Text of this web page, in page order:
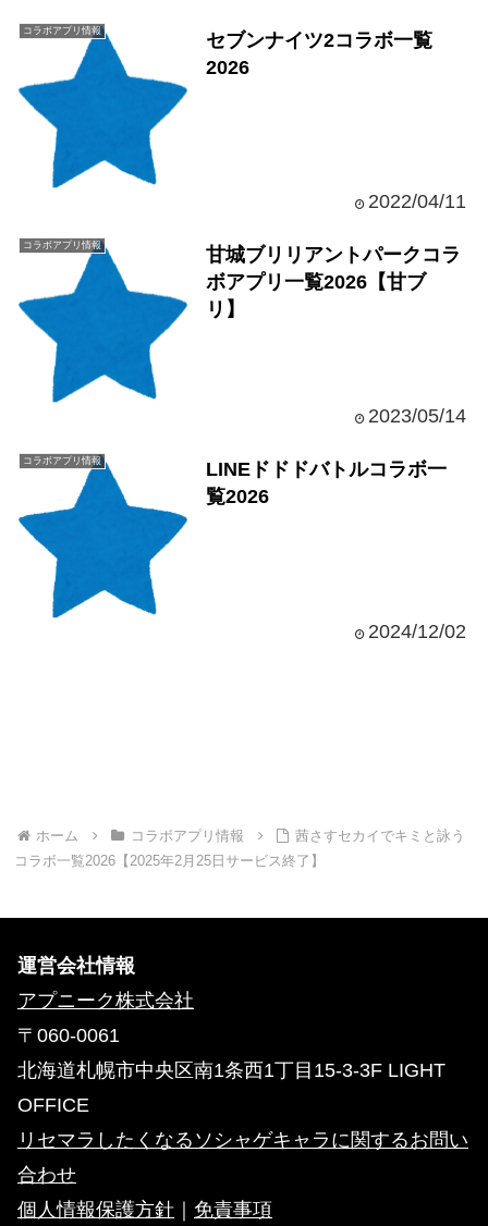
コラボアプリ情報
セブンナイツ2コラボ一覧
2026
2022/04/11
コラボアプリ情報
甘城ブリリアントパークコラ
ボアプリ一覧2026【甘ブ
リ】
2023/05/14
コラボアプリ情報
LINEドドドバトルコラボ一
覧2026
2024/12/02
ホーム コラボアプリ情報
茜さすセカイでキミと詠う
コラボ一覧2026【2025年2月25日サービス終了】
運営会社情報
アプニーク株式会社
〒060-0061
北海道札幌市中央区南1条西1丁目15-3-3F LIGHT
OFFICE
リセマラしたくなるソシャゲキャラに関するお問い
合わせ
個人情報保護方針 ｜ 免責事項